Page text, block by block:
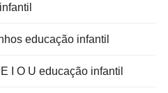
educação infantil
I O U educação infantil